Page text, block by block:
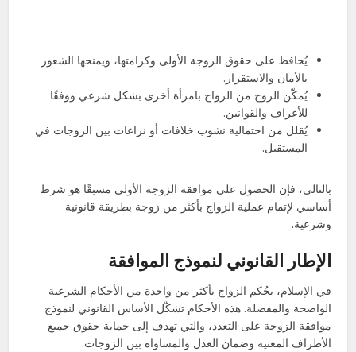
يُحافظ على حقوق الزوجة الأولى وكرامتها، ويمنحها الشعور
بالأمان والاستقرار.
يُمكّن الزوج من الزواج بامرأة أخرى بشكل شرعي ووفقًا
للأعراف والقوانين.
يُقلل من احتمالية نشوب خلافات أو نزاعات بين الزوجات في
المستقبل.
بالتالي، فإن الحصول على موافقة الزوجة الأولى مسبقًا هو شرط
أساسي لإتمام عملية الزواج بأكثر من زوجة بطريقة قانونية
وشرعية.
الإطار القانوني لنموذج الموافقة
في الإسلام، يحُكم الزواج بأكثر من واحدة من الأحكام الشرعية
الواضحة والمفصلة. هذه الأحكام تشكّل الأساس القانوني لنموذج
موافقة الزوجة على التعدد، والتي تهدف إلى حماية حقوق جميع
الأطراف المعنية وضمان العدل والمساواة بين الزوجات.